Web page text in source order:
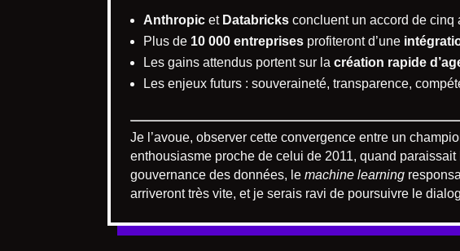
Anthropic et Databricks concluent un accord de cinq
Plus de 10 000 entreprises profiteront d’une
Les gains attendus portent sur la création rapide
Les enjeux futurs : souveraineté, transparence,
Je l’avoue, observer cette convergence entre un
enthousiasme proche de celui de 2011, quand
gouvernance des données, le machine learning
arriveront très vite, et je serais ravi de poursuivre le